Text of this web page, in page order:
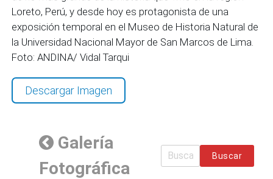
Loreto, Perú, y desde hoy es protagonista de una
exposición temporal en el Museo de Historia Natural de
la Universidad Nacional Mayor de San Marcos de Lima.
Foto: ANDINA/ Vidal Tarqui
Descargar Imagen
Galería
Fotográfica
Buscar